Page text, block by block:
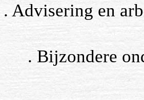
. Advisering en
. Bijzondere